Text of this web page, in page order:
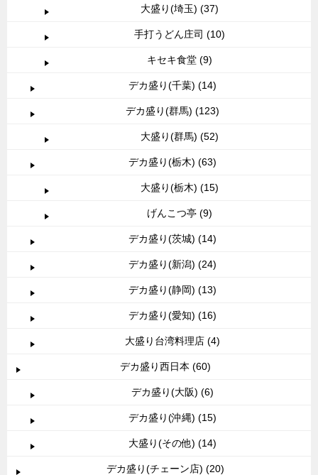
大盛り(埼玉) (37)
手打うどん庄司 (10)
キセキ食堂 (9)
デカ盛り(千葉) (14)
デカ盛り(群馬) (123)
大盛り(群馬) (52)
デカ盛り(栃木) (63)
大盛り(栃木) (15)
げんこつ亭 (9)
デカ盛り(茨城) (14)
デカ盛り(新潟) (24)
デカ盛り(静岡) (13)
デカ盛り(愛知) (16)
大盛り台湾料理店 (4)
デカ盛り西日本 (60)
デカ盛り(大阪) (6)
デカ盛り(沖縄) (15)
大盛り(その他) (14)
デカ盛り(チェーン店) (20)